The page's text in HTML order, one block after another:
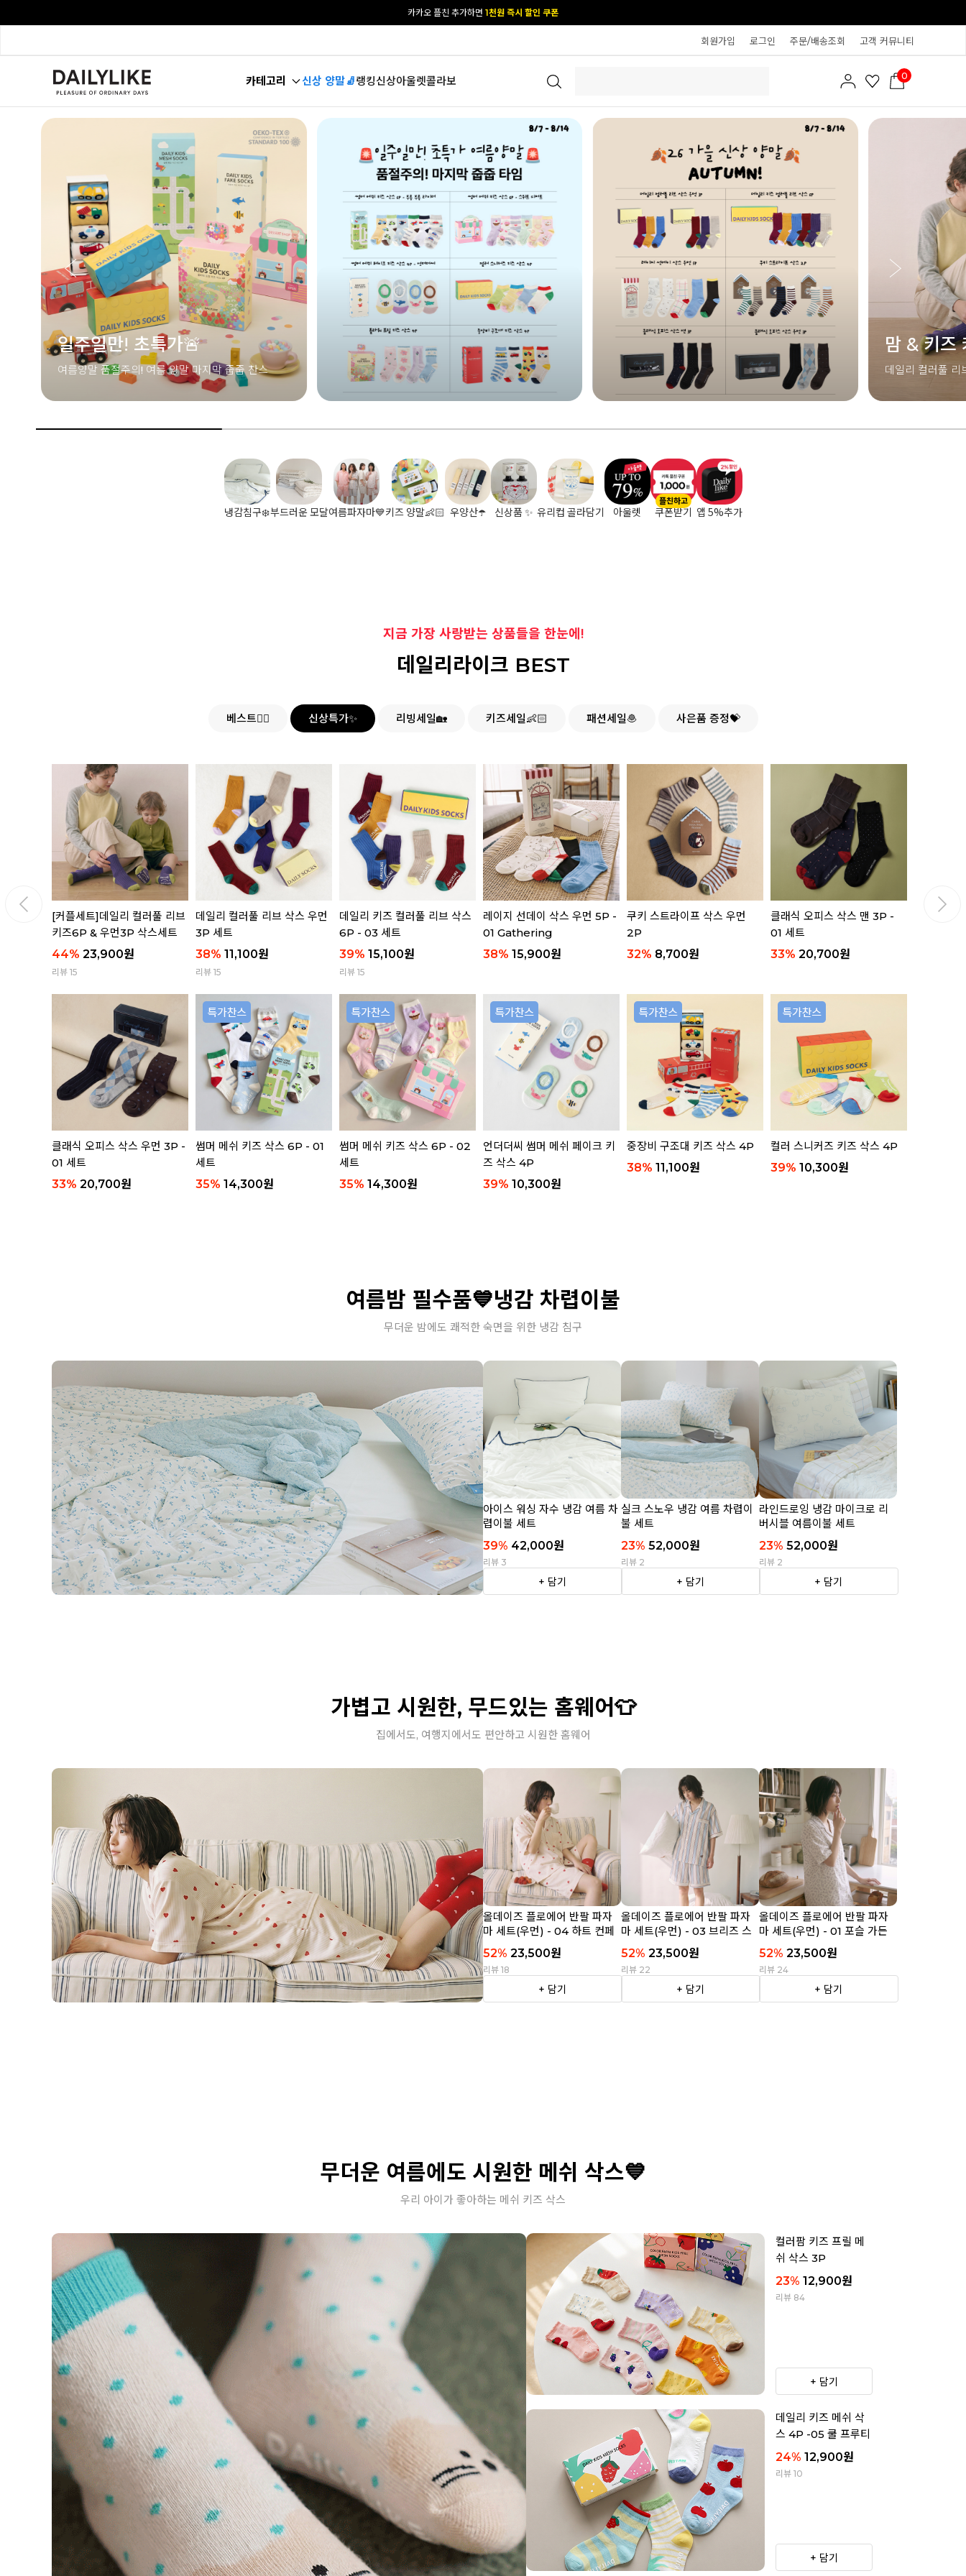
[공식몰 단독] 앱 다운받고2% 결제 할인 받기
회원가입 로그인 주문/배송조회 고객 커뮤니티
카테고리 신상 양말🧦랭킹신상아울렛콜라보 0
맘 & 키즈 커플룩 완성 🧦
데일리 컬러풀 리브 삭스 키즈&우먼 세트
기분에 따
렉션
냉감침구❄️부드러운 모달여름파자마💙키즈 양말👶🏻 우양산☂️ 신상품 ✨ 유리컵 골라담기 아울렛
플친하고
쿠폰받기 앱 5%추가
지금 가장 사랑받는 상품들을 한눈에!
데일리라이크 BEST
베스트👍🏻 신상특가✨ 리빙세일🏡 키즈세일👶🏻 패션세일🧆 사은품 증정💝
스 4P
[커플세트]데일리 컬러풀 리브
키즈6P & 우먼3P 삭스세트
44% 23,900원
리뷰 15
데일리 컬러풀 리브 삭스 우먼
3P 세트
38% 11,100원
리뷰 15
데일리 키즈 컬러풀 리브 삭스
6P - 03 세트
39% 15,100원
리뷰 15
레이지 선데이 삭스 우먼 5P -
01 Gathering
38% 15,900원
쿠키 스트라이프 삭스 우먼
2P
32% 8,700원
클래식 오피스 삭스 맨 3P -
01 세트
33% 20,700원
클래식 오피스 삭스 우먼 3P -
01 세트
33% 20,700원
썸머 메쉬 키즈 삭스 6P - 01
세트
35% 14,300원
썸머 메쉬 키즈 삭스 6P - 02
세트
35% 14,300원
언더더씨 썸머 메쉬 페이크 키
즈 삭스 4P
39% 10,300원
중장비 구조대 키즈 삭스 4P
38% 11,100원
컬러 스니커즈 키즈 삭스 4P
39% 10,300원
핸들 플
여름밤 필수품💙냉감 차렵이불
무더운 밤에도 쾌적한 숙면을 위한 냉감 침구
아이스 워싱 자수 냉감 여름 차
렵이불 세트
39% 42,000원
리뷰 3
+ 담기
실크 스노우 냉감 여름 차렵이
불 세트
23% 52,000원
리뷰 2
+ 담기
라인드로잉 냉감 마이크로 리
버시블 여름이불 세트
23% 52,000원
리뷰 2
+ 담기
가볍고 시원한, 무드있는 홈웨어👕
집에서도, 여행지에서도 편안하고 시원한 홈웨어
올데이즈 플로에어 반팔 파자
마 세트(우먼) - 04 하트 컨페
티
52% 23,500원
리뷰 18
+ 담기
올데이즈 플로에어 반팔 파자
마 세트(우먼) - 03 브리즈 스
트라이프
52% 23,500원
리뷰 22
+ 담기
올데이즈 플로에어 반팔 파자
마 세트(우먼) - 01 포슬 가든
52% 23,500원
리뷰 24
+ 담기
무더운 여름에도 시원한 메쉬 삭스💙
우리 아이가 좋아하는 메쉬 키즈 삭스
컬러팜 키즈 프릴 메
쉬 삭스 3P
23% 12,900원
리뷰 84
+ 담기
데일리 키즈 메쉬 삭
스 4P -05 쿨 프루티
24% 12,900원
리뷰 10
+ 담기